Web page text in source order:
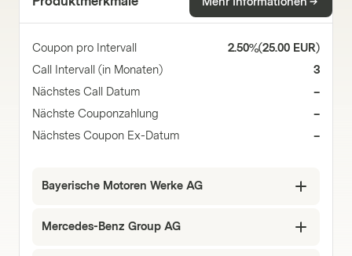
Coupon pro Intervall 2.50%(25.00 EUR)
Call Intervall (in Monaten)
3
Nächstes Call Datum
–
Nächste Couponzahlung
–
Nächstes Coupon Ex-Datum
–
Bayerische Motoren Werke AG
Mercedes-Benz Group AG